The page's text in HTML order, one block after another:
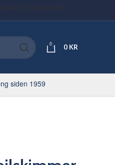
0 0 KR
siden 1959